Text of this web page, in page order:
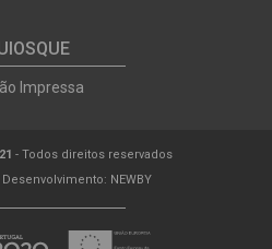
Impressa
- Todos direitos reservados
NEWBY